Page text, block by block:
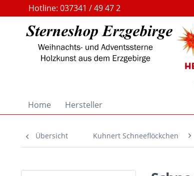
Hotline: 037341 / 49 47 2
Home
Hersteller
Übersicht Kuhnert Schneeflöckchen